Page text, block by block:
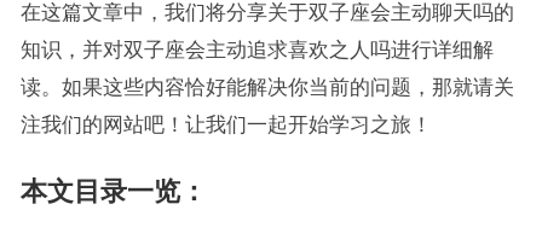
在这篇文章中，我们将分享关于双子座会主动聊天吗的
知识，并对双子座会主动追求喜欢之人吗进行详细解
读。如果这些内容恰好能解决你当前的问题，那就请关
注我们的网站吧！让我们一起开始学习之旅！
本文目录一览：